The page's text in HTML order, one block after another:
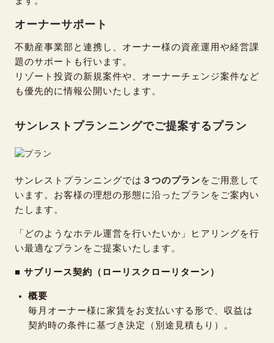
オーナーサポート
不動産事業部と連携し、オーナー様の資産運用や経営課
題のサポートも行います。
リゾート投資の新規案件や、オーナーチェンジ案件など
も優先的に情報公開いたします。
サンレストプランニングでご提案するプラン
サンレストプランニングでは ３つのプランをご用意して
います。お客様の理想の形態に沿ったプランをご案内い
たします。
「どのようなホテル運営を行いたいか」ヒアリングを行
い最適なプランをご提案いたします。
■ サブリース契約（ローリスクローリターン）
概要
毎月オーナー様に家賃をお支払いする形で、収益は
契約時の条件に基づき決定（別途見積もり）。